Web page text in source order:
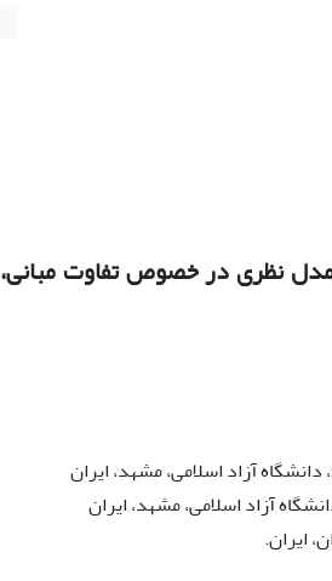
نظری در خصوص تفاوت مبانی،
آزاد اسلامی، مشهد، ایران
آزاد اسلامی، مشهد، ایران
ایران.